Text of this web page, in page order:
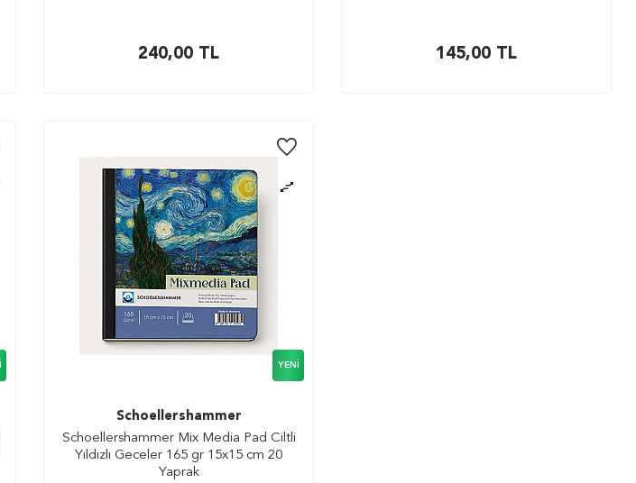
240,00 TL 145,00 TL
YENI
Schoellershammer
Schoellershammer Mix Media Pad Ciltli
Yıldızlı Geceler 165 gr 15x15 cm 20
Yaprak